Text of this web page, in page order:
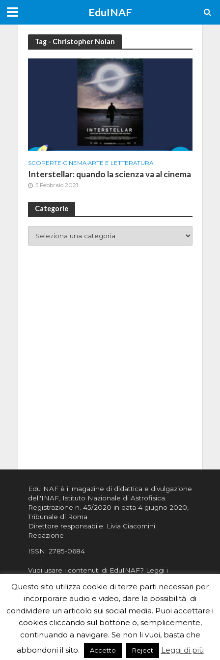
EduINAF
Tag - Christopher Nolan
SCOPERTE•CINEMA•ARTE E LETTERATURA
Interstellar: quando la scienza va al cinema
5 Febbraio 2021
Categorie
EduINAF è il magazine di didattica e divulgazione
dell'INAF, Istituto Nazionale di Astrofisica
Registrazione n. 45/2020 in data 4 giugno 2020,
Tribunale di Roma
Direttore responsabile: Livia Giacomini
Redazione
ISSN: 2785-0684
Vuoi usare i contenuti di EduINAF? Leggi i
Informativa sulla Privacy
Informatva sui Cookie
Per la rubrica de l'Astronomo risponde, per
inviarci le tue foto o i tuoi contributi, scrivici a
redazione.edu [chiocciola] inaf.it oppure
il form
Questo sito utilizza cookie di terze parti necessari per
incorporare audio e video, dare la possibilità di
condividere un articolo sui social media. Puoi accettare i
cookies cliccando sul bottone o, semplicemente,
continuando a navigare. Se non li vuoi, basta che
abbondoni il sito.
Accetto Reject Leggi di più